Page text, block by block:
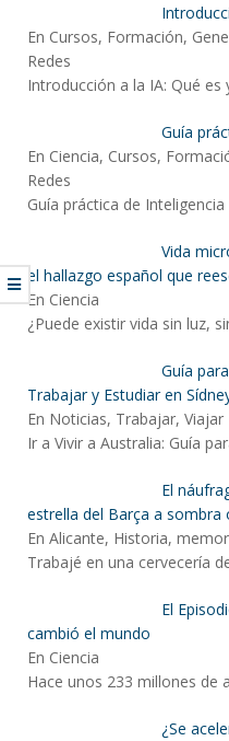
En Cursos, Formación,
Redes
Introducción a la IA: Qué es
Guía
En Ciencia, Cursos,
Redes
Guía práctica de Inteligencia
Vida
el hallazgo español que
En Ciencia
¿Puede existir vida sin luz,
Guía
Trabajar y Estudiar en
En Noticias, Trabajar, Viajar
Ir a Vivir a Australia: Guía
El
estrella del Barça a sombra
En Alicante, Historia,
Trabajé en una cervecería
El
cambió el mundo
En Ciencia
Hace unos 233 millones de
¿Se